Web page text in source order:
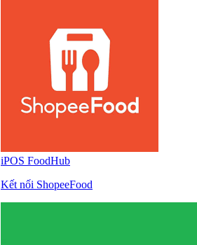
iPOS FoodHub
Kết nối ShopeeFood